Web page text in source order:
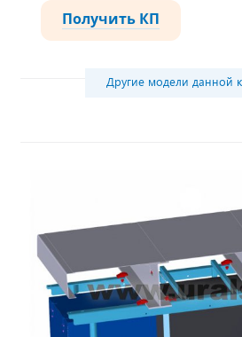
Получить КП
Другие модели данной